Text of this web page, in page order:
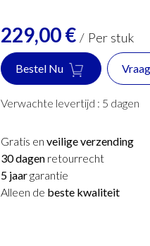
229,00€ / Per stuk
Bestel Nu
Verwachte levertijd : 5 dagen
Gratis en veilige verzending
30 dagen retourrecht
5 jaargarantie
Alleen de beste kwaliteit